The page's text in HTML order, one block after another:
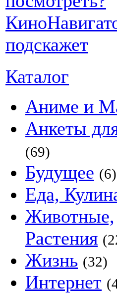
Каталог
Аниме и
Анкеты
(69)
Будущее (6)
Еда,
Животные,
Растения
Жизнь (32)
Интернет